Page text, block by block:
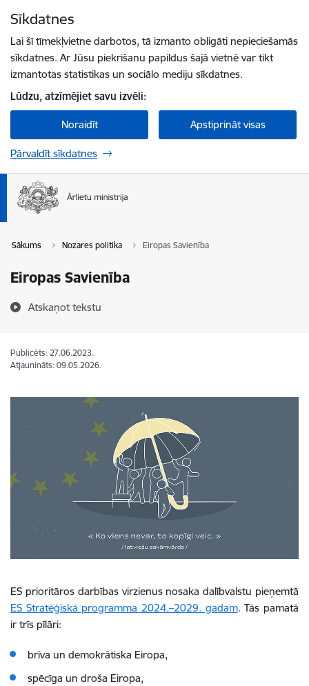
Sīkdatnes
Lai šī tīmekļvietne darbotos, tā izmanto obligāti nepieciešamās
sīkdatnes. Ar Jūsu piekrišanu papildus šajā vietnē var tikt
izmantotas statistikas un sociālo mediju sīkdatnes.
Lūdzu, atzīmējiet savu izvēli:
Noraidīt Apstiprināt visas
Pārvaldīt sīkdatnes
Sākums Nozares politika Eiropas Savienība
Eiropas Savienība
Atskaņot tekstu
Publicēts: 27.06.2023.
Atjaunināts: 09.05.2026.
ES prioritāros darbības virzienus nosaka dalībvalstu pieņemtā
ES Stratēģiskā programma 2024.–2029. gadam. Tās pamatā
ir trīs pīlāri:
brīva un demokrātiska Eiropa,
spēcīga un droša Eiropa,